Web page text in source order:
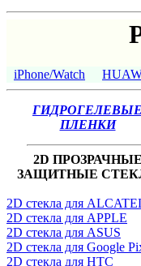
iPhone/Watch
ГИДРОГЕЛЕВЫЕ
ПЛЕНКИ
2D ПРОЗРАЧНЫЕ
ЗАЩИТНЫЕ
2D стекла для
2D стекла для APPLE
2D стекла для ASUS
2D стекла для Google
2D стекла для HTC